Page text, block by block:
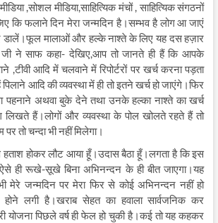
,सोशल मीडिया,साहित्यिक मंचों , साहित्यिक संगठनों
कि फलाने दिन मेरा जन्मदिन है।सम्भव है लोग आ जाएं
मालाओं और हल्के नाश्ते के लिए यह दस हज़ार
ने साफ कहा- देखिए,आप तो जानते ही हैं कि आपके
,टीवी आदि में चलवाने में रिपोर्टरों पर खर्च करना पड़ता
आदि की व्यवस्था में ही तो इतने खर्च हो जाएंगे।फिर
पहनाने अथवा बुके देने तथा उनके हल्का नाश्ते का खर्च
हैं।लोगों और व्यवस्था के पोल खोलते रहते हैं तो
तो चन्दा भी नहीं मिलेगा।
हताश होकर लौट आया हूँ।उदास बैठा हूँ।लगता है कि इस
ही रूखे-सूखे बिना अभिनन्दन के ही बीत जाएगा।यह
मेरे जन्मदिन पर मेरा फिर से कोई अभिनन्दन नहीं हो
होने लगी है।खराब सेहत का हवाला सार्वजनिक कर
योजना पिछले वर्ष ही फेल हो चुकी है।कई तो यह कहकर